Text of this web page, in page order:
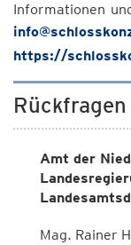
Informationen
https://
Amt der
Mag. Rainer